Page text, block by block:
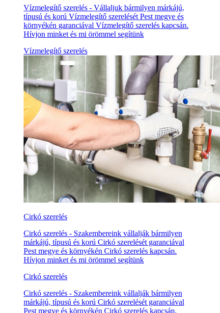
Vízmelegítő szerelés - Vállaljuk bármilyen márkájú,
típusú és korú Vízmelegítő szerelését Pest megye és
környékén garanciával Vízmelegítő szerelés kapcsán.
Hívjon minket és mi örömmel segítünk
Vízmelegítő szerelés
Cirkó szerelés
Cirkó szerelés - Szakembereink vállalják bármilyen
márkájú, típusú és korú Cirkó szerelését garanciával
Pest megye és környékén Cirkó szerelés kapcsán.
Hívjon minket és mi örömmel segítünk
Cirkó szerelés
Cirkó szerelés - Szakembereink vállalják bármilyen
márkájú, típusú és korú Cirkó szerelését garanciával
Pest megye és környékén Cirkó szerelés kapcsán.